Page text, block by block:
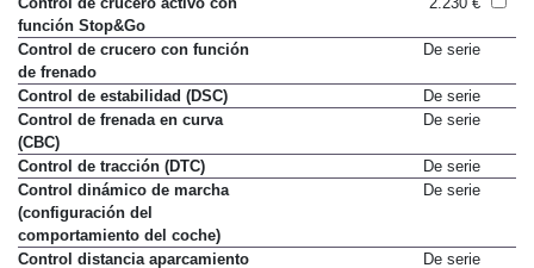
Control de crucero activo con
función Stop&Go
Control de crucero con función
de frenado
Control de estabilidad (DSC)
De serie
Control de frenada en curva
(CBC)
Control de tracción (DTC)
De serie
Control dinámico de marcha
(configuración del
comportamiento del coche)